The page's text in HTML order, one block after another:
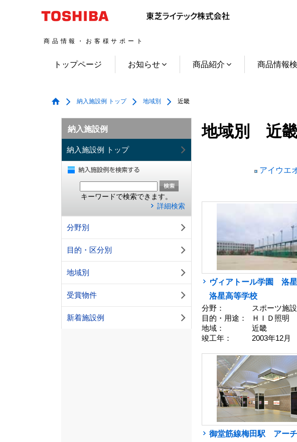
商品情報・お客様サポート
トップページ お知らせ 商品紹介 商品情報
納入施設例 トップ 地域別 近畿
納入施設例
納入施設例 トップ
キーワードで検索できます。
詳細検索
分野別
目的・区分別
地域別
受賞物件
新着施設例
地域別 近
アイウエ
ヴィアトール学園 洛
洛星高等学校
分野：
スポーツ施
目的・用途：
ＨＩＤ照明
地域：
近畿
竣工年：
2003年12月
御堂筋線梅田駅 アー